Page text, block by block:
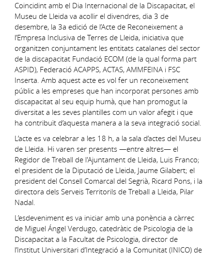
Coincidint amb el Dia Internacional de la Discapacitat, el
Museu de Lleida va acollir el divendres, dia 3 de
desembre, la 3a edició de l’Acte de Reconeixement a
l’Empresa Inclusiva de Terres de Lleida, iniciativa que
organitzen conjuntament les entitats catalanes del sector
de la discapacitat Fundació ECOM (de la qual forma part
ASPID), Federació ACAPPS, ACTAS, AMMFEINA i FSC
Inserta. Amb aquest acte es vol fer un reconeixement
públic a les empreses que han incorporat persones amb
discapacitat al seu equip humà, que han promogut la
diversitat a les seves plantilles com un valor afegit i que
ha contribuït d’aquesta manera a la seva integració social.
L’acte es va celebrar a les 18 h, a la sala d’actes del Museu
de Lleida. Hi varen ser presents —entre altres— el
Regidor de Treball de l'Ajuntament de Lleida, Luis Franco;
el president de la Diputació de Lleida, Jaume Gilabert; el
president del Consell Comarcal del Segrià, Ricard Pons, i la
directora dels Serveis Territorils de Treball a Lleida, Pilar
Nadal.
L’esdeveniment es va iniciar amb una ponència a càrrec
de Miguel Ángel Verdugo, catedràtic de Psicologia de la
Discapacitat a la Facultat de Psicologia, director de
l’Institut Universitari d’Integració a la Comunitat (INICO) de